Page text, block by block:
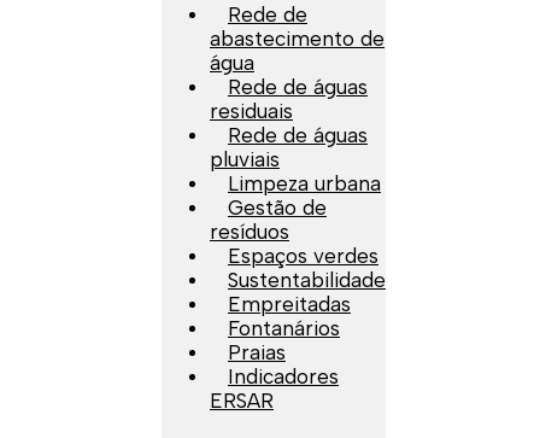
Rede de
abastecimento de
água
Rede de águas
residuais
Rede de águas
pluviais
Limpeza urbana
Gestão de
resíduos
Espaços verdes
Sustentabilidade
Empreitadas
Fontanários
Praias
Indicadores
ERSAR